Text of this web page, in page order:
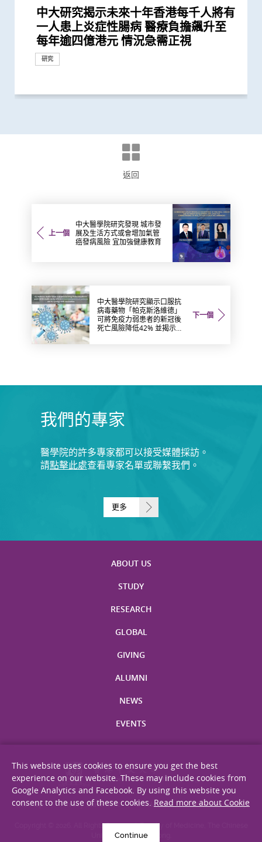
中大研究揭示未來十年香港每千人將有
一人患上炎症性腸病 醫療負擔飆升至
每年逾四億港元 情況急需正視
研究
嬰兒腸道菌群影響一生 中大團隊研
「三歲定八十」之謎
研究
中大全球首項研究確認新大腸癌高風險
群組
研究
中大研究「腸道微生物移植」治療難辨
梭菌感染 治癒率為傳統抗生素治療的3
倍
研究
香港和澳門的炎症性腸病新增個案高踞
亞太區首三位 中大成立資料庫助市民
增加認知
研究
中大黃秀娟教授獲頒中國工程界最高榮
譽「光華工程科技獎」 成為今屆醫藥
衞生領域唯一香港學者
獎項及榮譽
中大研究揭示嬰兒早期表觀遺傳改變及
腸道微生態 或影響日後腦部發展
研究
中大醫學院推出「琢妍醫學人才培育計
劃」吸納百位頂尖女性人才 善用香港
制度優勢 打造國際女性醫學科研人...
里程碑
中大首創透過調節腸道菌群 成功紓緩
兒童焦慮及感官過敏症狀
研究
中大發現調整生活方式的介入治療方案
可減輕近七成愛滋病病毒感染者的代謝
性脂肪肝病情
研究
中大與加拿大卡爾加里大學領導全球
「炎症性腸病」流行病學研究 建立炎
症性腸病四階段演變模型 預測各地區...
研究
中大研究指出過度清潔消毒增加濕疹等
過敏症風險
研究
中大利用腸道微生物辨別慢性腸道疾病
研究
中大研究揭示患妊娠糖尿病孕婦腸道微
生態改變 影響嬰兒早期神經發育
研究
中大利用腸道微生物開發精準工具診斷
自閉症有助及早評估自閉風險 另一先
導臨床研究顯示調節腸道微生態可緩...
研究
黃秀娟教授成為全國首位女性醫生科學
家獲選「新基石研究學者」其領導之新
基石科學實驗室將拆解飲食如何影響...
獎項及榮譽
中大醫學院兩學者當選歐洲科學院外籍
院士 成2024年「醫學及獸醫科學」僅
有來自香港的學者
獎項及榮譽
中大研究估算在本港新冠Omicron病
毒流行期間 半數感染個案未被發現
研究
中大醫學院黃秀娟教授成香港首位醫生
科學家獲選為新基石研究員
獎項及榮譽
醫務衞生局到訪中大醫學院 參觀先進
醫學教研設施 與教職員及學生會面交
流
醫學教育
中大何善衡傳染病研究中心成立
捐款
中大醫學院大型臨床研究證實口服微膠
囊活菌配方SIM01有效紓緩新冠後遺症
研究
中大醫學院腸胃科率領全球多國專家制
定臨床指引 以「非入侵性生物標誌
物」篩查大腸癌
研究
中大醫學院進行亞洲最大型長新冠研究
推算生殖系統徵狀如性功能障礙困擾逾
40萬港人
研究
裘槎醫學科學教授黃秀娟教授就職演
講： 「眾里尋『它』千百度」
獎項及榮譽
中大「三歲定八十」跨學科研究 拆解
懷孕期腸道微生態如何降低嬰兒患炎症
性腸病風險
研究
中大醫學院獲醫管局支持開展香港首個
大型長新冠研究 協助政府策劃更全面
的長新冠醫療服務
研究
中大醫科生研究發現STK3激酶促進胃
癌發展 可作為獨立預後指標
教育
中大嶄新技術 以糞便細菌基因偵測大
腸癌及瘜肉復發 靈敏度逾九成
研究
中大醫學院研究指幼兒成為新冠病毒
「隱形傳播者」的風險不容忽視 病毒
載量及帶活性病毒的比例偏高 持續帶...
研究
中大醫學院研究指出優化腸道微生態有
望提升新冠疫苗安全及成效
研究
中大醫學院與海外外科專家聯合建議
新冠患者將手術延後七星期以減低死亡
風險
國際合作
中大揭腸道微生態失衡為「炎症性腸
病」致病關鍵 團隊獲近1,600萬港元資
助成立全球數據庫 致力遏止全球個案...
研究
中大發現新冠患者的腸道內缺乏可調節
免疫力的益菌 八成新冠患者出現「長
新冠」症狀 腸道微生態失衡成關鍵
研究
四成港人腸道微生態失衡情況與新冠患
者類似 中大研發「微生態免疫力配
方」證有效促進新冠患者康復 有望提...
研究
中大醫學院聯同全球糖尿病知名專家合
作四年 為《刺針》制定糖尿病多元綜
合策略
國際合作
中大醫學院研究顯示吸煙為全球膀胱癌
主因 聯同多國專家制訂「經尿道膀胱
腫瘤整塊切除術」的臨床指引
研究
中大成功完成全球首宗利用內鏡手術機
械人進行內鏡黏膜下剝離術治大腸癌
外科創新技術
中大證新冠嬰孩患者糞便帶病毒 可成
隱形傳播者 成立新冠病毒檢測中心 致
力為嬰幼兒作糞便檢測
研究
中大全基因組測序技術為慣性流產夫婦
作更精準的遺傳病因檢測及診斷
研究
中大全球首證新冠患者腸道微生態現失
衡狀況 成功研發益生菌配方平衡腸道
微生態 有望增強免疫力
研究
中大醫學院公布「2019新型冠狀病毒社
區研究」結果
研究
中大研究發現田園生活有助預防兒童罹
患哮喘
研究
中大醫學院兩名傑出學者 獲裘槎基金
會頒發「裘槎優秀醫學科研者獎2020」
獎項及榮譽
患有多囊卵巢綜合症華人女性的糖尿病
風險是非患病人士的4倍
研究
多元化預防衰老活動有助減低衰老狀況
逾8成「前期衰老」長者逆轉為「非衰
老」
研究
中大改良英國胎兒醫學基金會之「三重
檢測方法」 證可提升亞洲孕婦「早產
妊娠毒血症檢出率」一倍
研究
中大率先引入全基因組測序技術作胎兒
產前診斷
研究
中大成立亞洲首間「微生物移植及研究
中心」
研究
中大公布世界首個全球「炎症性腸病」
於本世紀發病率及流行率系統性回顧研
究 發現本港發病率於過去30年急升...
研究
中大公布全球首個幽門螺旋菌流行病學
大型分析 揭全球44億人感染 亞洲包括
香港逾半人口為帶菌者
研究
中大夥澳洲專家研究東半球炎症性腸病
獲近年最大研究資助金額 勢揭腸道微
生物群之謎
研究
中大率國際研究 訂治療肺癌基因變異
新典範
研究
中大公布「動脈粥樣硬化」形成新發現
揭示心血管疾病治療新方向
研究
中大推全球首項運用「單細胞基因技
術」檢測卵子質素研究 破解卵子老化
及女性不育之謎
研究
中大公布全球首項「針對亞士匹靈引致
腸道出血」的新發現 停服亞士匹靈可
增加患嚴重心血管疾病及死亡風險逾...
研究
中大研究發現每5名糖尿病患者中 1人
因脂肪肝引致嚴重肝纖維化或肝硬化
研究
中大成立周佩芳認知障礙預防研究中心
設立一站式簡易網站提供認知障礙症資
訊
研究
中大進行亞洲首項家居清潔劑對兒童健
康影響的全面流行病學研究 發現經常
使用家居清潔劑可增加引發兒童鼻炎...
研究
中大成立全球首個華人「早發性認知障
礙症」研究登記冊
研究
中大港大率先應用3D打印技術於複雜
心臟手術
研究
中大與全球30多國專家合作研究 發現
小中風新藥物療法
研究
中大與多國中風專家領導一項全球研究
發現及早評估與治療「小中風」可降低
七成中風風險
研究
中大研究發現本地每5名口咽癌患者1人
感染HPV病毒 推公眾篩查以了解口腔感
染HPV情況
研究
中大就七種常見呼吸道病毒進行全港首
個流行病學分析 發現「呼吸道合胞病
毒」及「甲型流感」為兩大致命病毒
研究
中大聯同國際專家發現引致腦退化基
因 為治療及預防「阿茲海默氏症」帶
來新方向
研究
中大推全港首個「多發性硬化症」中西
醫結合治療先導計劃 助患者控制病情
並紓緩疲勞及認知症狀
研究
中大公布亞洲首項針對肥胖「睡眠窒息
症」患者生活模式研究 證實個人化輔
導療程有效減輕病情
研究
中大成功研發新物料有助骨質疏鬆性骨
折固定和癒合 可縮短三成癒合時間 提
升三成骨骼強度
研究
中大醫學院許樹昌教授於《刺針》發表
評論新沙士文章 強調醫院感染控制措
施對控制疫情極為重要
研究
中大推算本地吸煙人士一生至少花逾百
萬購煙草產品 籲戒煙為健康財富雙增
值
研究
中大倡議新藥物治療標準逆轉腦血管硬
化
研究
中大最新研究揭示本港每年逾十萬非酒
精性脂肪肝新症
研究
中大發現本港孕婦乙肝帶菌率維持偏高
與25年前未引入初生嬰兒全面疫苗計劃
時相若
研究
中大醫科生研究發現本港高血壓人士藥
物依從性未如理想 僅五成患者血壓受
控
研究
中大研究指朋儕關顧 可減少受情緒困
擾之糖尿患者住院百分比
研究
中大與養和醫院攜手研究 發現抑鬱症
患者出現睡眠行為障礙或是腦退化先兆
研究
社區衰老狀況篩查 發現65歲或以上的
社區人口中 過半已踏入前期衰老
研究
中大成立一期臨床研究中心 加強本地
新藥開發
研究
中大公布香港市民運動模式與情緒病風
險研究 揭示身心運動有助減低情緒病
風險
研究
香港中文大學成立消化疾病研究國家重
點實驗室 提升消化道疾病診治水平
造福人類健康
研究
中大公布香港慢性腎病透析患者就業研
究並提倡中末期患者接受透析前的早期
教育計劃
研究
中大研究發現成年人及長者感染呼吸道
合胞病毒和流感病毒可致命
研究
中大公布小中風的最新藥物治療方法
研究
中大評估及治療逾300名因吸食氯胺酮
而患有排尿功能障礙青年 最新研究證
實綜合消炎治療能顯著改善病情
研究
香港中文大學研究發現，身體和認知活
動可以維護與改進輕度認知損害患者的
大腦功能
研究
中大推全港大型「鼻咽癌血液測試研究
計劃」 現招募二萬名市民參與 冀有效
偵測早期患者
研究
中大研究揭示輕度聽障對兒童學習及言
語的影響 現招募聽障學童參與研究計
劃以探討復康介入成效
研究
中大發現四成冠心病高危人士患有大腸
癌前期腫瘤
研究
返回
上一個
中大醫學院研究發現 城市發
展及生活方式或會增加氣管
癌發病風險 宜加強健康教育
下一個
中大醫學院研究顯示口服抗
病毒藥物「帕克斯洛維德」
可將免疫力弱患者的新冠後
死亡風險降低42% 並揭示其
我們的專家
醫學院的許多專家都可以接受媒體採訪。
請點擊此處查看專家名單或聯繫我們。
更多
ABOUT US
STUDY
RESEARCH
GLOBAL
GIVING
ALUMNI
NEWS
EVENTS
Site Map Privacy Statement Disclaimer Web Accessibility
Copyright © 2026. All Rights Reserved. Faculty of Medicine, The Chinese
University of Hong Kong.
This website uses cookies to ensure you get the best
experience on our website. These may include cookies from
Google Analytics and Facebook. By using this website you
consent to the use of these cookies. Read more about Cookie
Continue